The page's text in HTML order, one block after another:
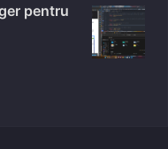
pentru